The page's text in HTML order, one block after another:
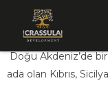
Doğu Akdeniz’de bir
ada olan Kıbrıs, Sicilya